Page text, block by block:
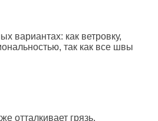
вариантах: как ветровку,
так как все швы
отталкивает грязь.